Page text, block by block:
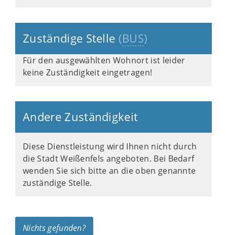
Zuständige Stelle (BUS)
Für den ausgewählten Wohnort ist leider
keine Zuständigkeit eingetragen!
Andere Zuständigkeit
Diese Dienstleistung wird Ihnen nicht durch
die Stadt Weißenfels angeboten. Bei Bedarf
wenden Sie sich bitte an die oben genannte
zuständige Stelle.
Nichts gefunden?